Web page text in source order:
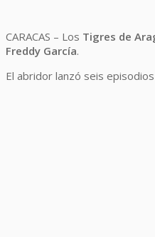
CARACAS – Los Tigres de
Freddy García.
El abridor lanzó seis